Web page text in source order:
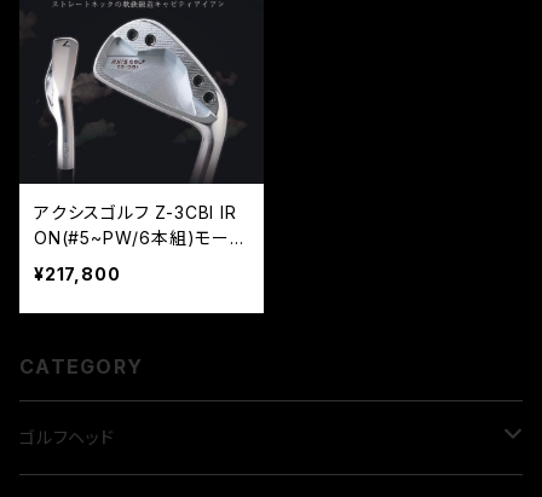
アクシスゴルフ Z-3CBI IR
ON(#5~PW/6本組)モーダ
ス105
¥217,800
CATEGORY
ゴルフヘッド